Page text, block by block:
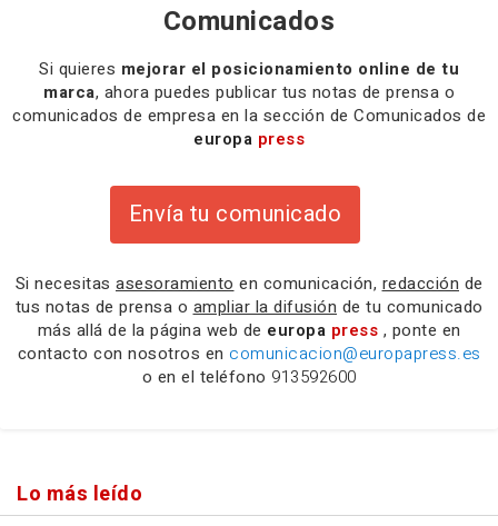
Comunicados
Si quieres mejorar el posicionamiento online de tu
marca, ahora puedes publicar tus notas de prensa o
comunicados de empresa en la sección de Comunicados de
europa press
Envía tu comunicado
Si necesitas asesoramiento en comunicación, redacción de
tus notas de prensa o ampliar la difusión de tu comunicado
más allá de la página web de europa press , ponte en
contacto con nosotros en comunicacion@europapress.es
o en el teléfono 913592600
Lo más leído